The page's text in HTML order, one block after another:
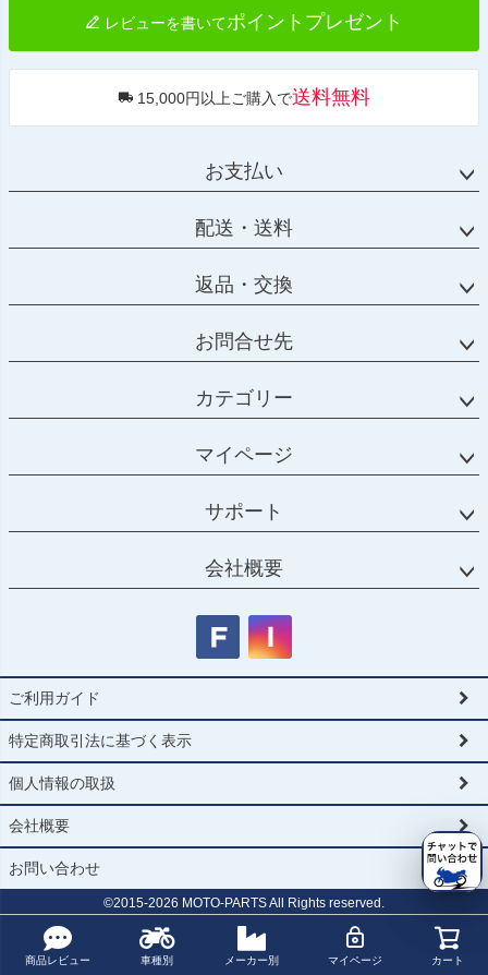
商品レビュー 車種別 メーカー別 マイページ カート
レビューを書いてポイントプレゼント
15,000円以上ご購入で送料無料
お支払い
配送・送料
返品・交換
お問合せ先
カテゴリー
マイページ
サポート
会社概要
ご利用ガイド
特定商取引法に基づく表示
個人情報の取扱
会社概要
お問い合わせ
©2015-2026 MOTO-PARTS All Rights reserved.